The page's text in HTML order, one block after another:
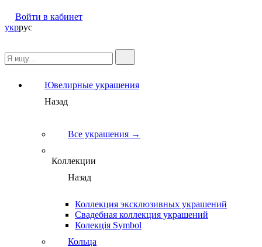
Войти в кабинет
укррус
Ювелирные украшения
Назад
Все украшения →
Коллекции
Назад
Коллекция эксклюзивных украшений
Свадебная коллекция украшений
Колекція Symbol
Кольца